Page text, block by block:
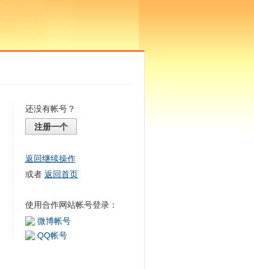
还没有帐号？
注册一个
返回继续操作
或者 返回首页
使用合作网站帐号登录：
微博帐号
QQ帐号